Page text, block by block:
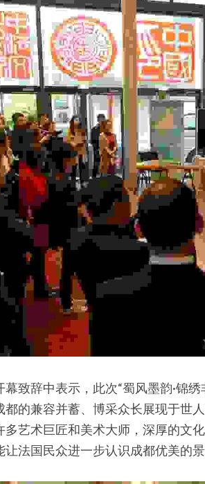
幕致辞中表示，此次“蜀风墨韵·锦
都的兼容并蓄、博采众长展现于世
多艺术巨匠和美术大师，深厚的文
让法国民众进一步认识成都优美的